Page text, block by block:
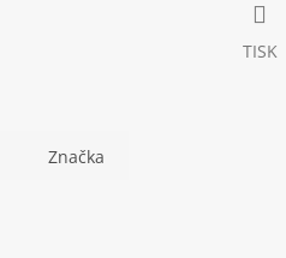
TISK
Značka